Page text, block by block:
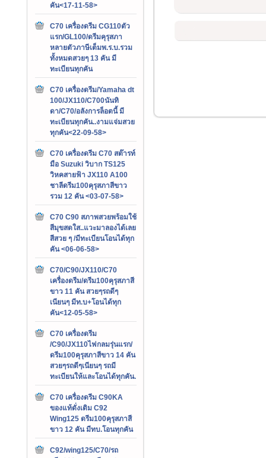
คัน<17-11-58>
C70 เครื่องดรีม CG110ตัว
แรก/GL100/ดรีมคุรุสภา
หลายตัวภาษีเต็มพ.ร.บ.รวม
ทั้งหมดสวยๆ 13 คัน มี
ทะเบียนทุกคัน
C70 เครื่องดรีม/Yamaha dt
100/JX110/C700นันทิ
ดา/C70/อลังการล็อตนี้ มี
ทะเบียนทุกคัน..งามแจ่มสวย
ทุกคัน<22-09-58>
C70 เครื่องดรีม C70 สต๊ารท์
มือ Suzuki วิบาก TS125
วิหคสายฟ้า JX110 A100
ชาลีดรีม100คุรุสภาสีขาว
รวม 12 คัน <03-07-58>
C70 C90 สภาพสวยพร้อมใช้
สีมุขสดใส..แวะมาลองได้เลย
สีสวย ๆ /มีทะเบียนโอนได้ทุก
คัน <06-06-58>
C70/C90/JX110/C70
เครื่องดรีม/ดรีม100คุรุสภาสี
ขาว 11 คัน สวยๆรถดีๆ
เนียนๆ มีท.บ+โอนได้ทุก
คัน<12-05-58>
C70 เครื่องดรีม
/C90/JX110ไฟกลมรุ่นแรก/
ดรีม100คุรุสภาสีขาว 14 คัน
สวยๆรถดีๆเนียนๆ รถมี
ทะเบียนให้และโอนได้ทุกคัน.
C70 เครื่องดรีม C90KA
ของแท้ดั่งเดิม C92
Wing125 ดรีม100คุรุสภาสี
ขาว 12 คัน มีทบ.โอนทุกคัน
C92/wing125/C70/รถ